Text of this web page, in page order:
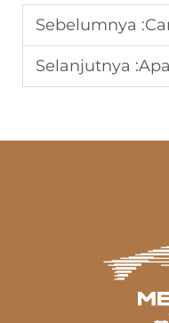
Sebelumnya :Cara
Selanjutnya :Apa